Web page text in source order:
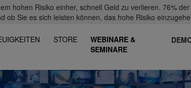
hohen Risiko einher, schnell Geld zu verlieren. 76%
Sie es sich leisten können, das hohe Risiko
STORE
WEBINARE &
SEMINARE